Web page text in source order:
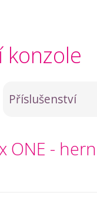
konzole
Příslušenství
ONE -